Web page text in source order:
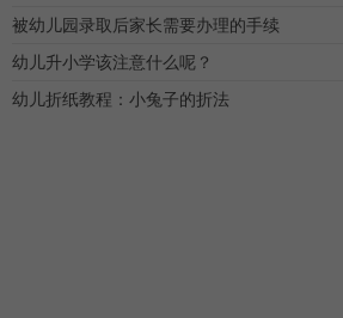
被幼儿园录取后家长需要办理的手续
幼儿升小学该注意什么呢？
幼儿折纸教程：小兔子的折法